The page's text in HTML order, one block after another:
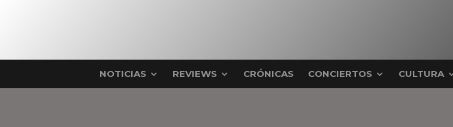
NOTICIAS REVIEWS CRÓNICAS CONCIERTOS CULTURA